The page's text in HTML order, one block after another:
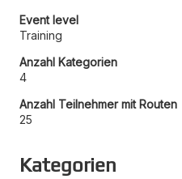
Event level
Training
Anzahl Kategorien
4
Anzahl Teilnehmer mit Routen
25
Kategorien